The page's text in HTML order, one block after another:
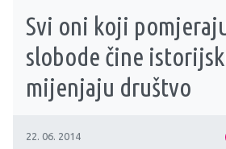
Svi oni koji
slobode čine
mijenjaju društvo
22. 06. 2014